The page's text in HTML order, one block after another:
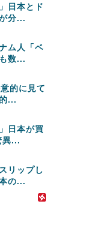
日本とド
分...
ム人「ベ
数...
的に見て
...
日本が買
異...
リップし
の...